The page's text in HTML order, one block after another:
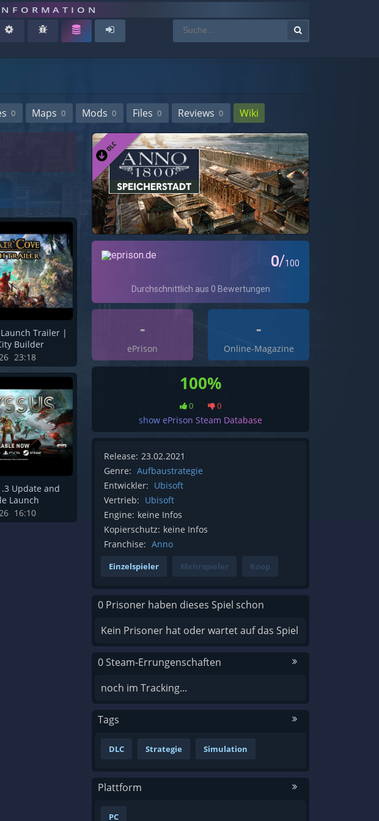
0 Maps 0 Mods 0 Files 0 Reviews 0 Wiki
Trailer |
Builder
23:18
Update and
Launch
16:10
-
ePrison
-
Online-Magazine
100%
0 0
show ePrison Steam Database
Release: 23.02.2021
Genre: Aufbaustrategie
Entwickler: Ubisoft
Vertrieb: Ubisoft
Engine: keine Infos
Kopierschutz: keine Infos
Franchise: Anno
Einzelspieler Mehrspieler Koop
0 Prisoner haben dieses Spiel schon
Kein Prisoner hat oder wartet auf das Spiel
0 Steam-Errungenschaften
noch im Tracking...
Tags
DLC Strategie Simulation
Plattform
PC